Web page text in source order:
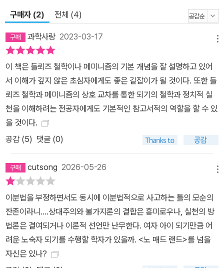
나인 섹슈얼리티와 에로티시즘를 새롭게 사유하는 데 어떻게 기여하
정신분석학, 특히 욕망을 가족구조 안에 놓으면서 제한하고 있는 오
이디푸스 삼각형을 비판하면서, 욕망의 분자적 특징과 사회적/역사적
성격을 강조한다. 4장 “신체”에서는 페미니즘 이론 안에서 차이의 문
제를 다루는데, 이는 성별화된 신체나 성차의 문제에 주목하는 일이
다. 들뢰즈는 서양철학의 주요 패러다임을 전복하는 방편으로 신체를
재개념화하면서 데카르트의 정신/신체 이분법으로부터 신체의 중요
성을 복원한다. 또 섹스와 젠더 개념에 대해 주디스 버틀러, 모이라 게
이튼스, 엘리자베스 그로츠, 로지 브라이도티까지 계보적으로 설명하
면서 섹스와 젠더는 임의로 연결되지 않으며 사회적·역사적 맥락에서
섹스와 젠더, 자연과 문화의 범주는 필연적으로 상호오염되어 있음을
밝힌다. 5장 “차이”는 들뢰즈의 주저라 할 수 있는 《차이와 반복》을
중심으로 그의 순수 차이 개념을 살펴본다. 나아가 차이의 철학이 여
성이라는 정체성(동일성)을 기반으로 하는 정치를 지향하는 페미니
즘을 어떻게 해체하는지를 검토하고, 또 다양한 정체성 위치를 고려
하는 교차적 페미니즘과의 관계를 살펴본다. 6장 “정치”에서는 들뢰
즈의 작업이 정체성 정치에 제기하는 도전을 고려하면서 페미니즘 논
구매자 (2) 전체 (4)
과학사랑 2023-03-17
이 책은 들뢰즈 철학이나 페미니즘의 기본 개념을 잘 설명하고 있어
서 이해가 깊지 않은 초심자에게도 좋은 길잡이가 될 것이다. 또한 들
뢰즈 철학과 페미니즘의 상호 교차를 통한 되기의 철학과 정치적 실
천을 이해하려는 전공자에게도 기본적인 참고서적의 역할을 할 수 있
을 것이다.
공감 (5) 댓글 (0)
cutsong 2026-05-26
이분법을 부정하면서도 동시에 이분법적으로 사고하는 틀의 모순의
잔존이라니....상대주의와 불가지론의 결합은 흥미로우나, 실천의 방
법론은 결여되거나 이론적 선언만 난무한다. 여자 아이 되기만큼 어
려운 노숙자 되기를 수행할 학자가 있을까. <노 매드 랜드>를 넘을
자신은 있나?